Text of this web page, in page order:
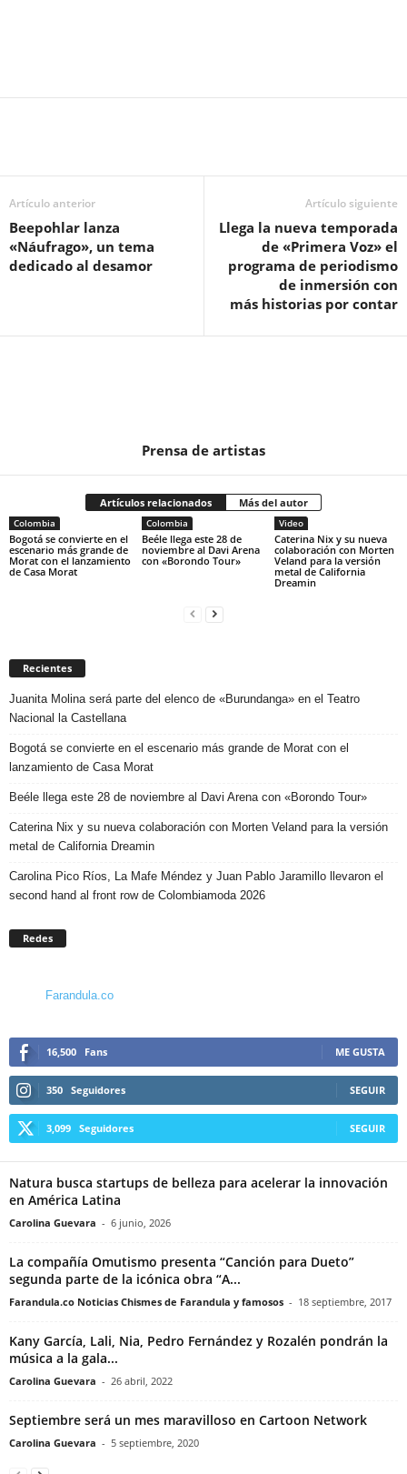
Artículo anterior
Beepohlar lanza
«Náufrago», un tema
dedicado al desamor
Artículo siguiente
Llega la nueva temporada
de «Primera Voz» el
programa de periodismo
de inmersión con
más historias por contar
Prensa de artistas
Artículos relacionados Más del autor
Colombia
Bogotá se convierte en el
escenario más grande de
Morat con el lanzamiento
de Casa Morat
Colombia
Beéle llega este 28 de
noviembre al Davi Arena
con «Borondo Tour»
Video
Caterina Nix y su nueva
colaboración con Morten
Veland para la versión
metal de California
Dreamin
Recientes
Juanita Molina será parte del elenco de «Burundanga» en el Teatro
Nacional la Castellana
Bogotá se convierte en el escenario más grande de Morat con el
lanzamiento de Casa Morat
Beéle llega este 28 de noviembre al Davi Arena con «Borondo Tour»
Caterina Nix y su nueva colaboración con Morten Veland para la versión
metal de California Dreamin
Carolina Pico Ríos, La Mafe Méndez y Juan Pablo Jaramillo llevaron el
second hand al front row de Colombiamoda 2026
Redes
Farandula.co
16,500 Fans ME GUSTA
350 Seguidores SEGUIR
3,099 Seguidores SEGUIR
Natura busca startups de belleza para acelerar la innovación
en América Latina
Carolina Guevara - 6 junio, 2026
La compañía Omutismo presenta “Canción para Dueto”
segunda parte de la icónica obra “A...
Farandula.co Noticias Chismes de Farandula y famosos - 18 septiembre, 2017
Kany García, Lali, Nia, Pedro Fernández y Rozalén pondrán la
música a la gala...
Carolina Guevara - 26 abril, 2022
Septiembre será un mes maravilloso en Cartoon Network
Carolina Guevara - 5 septiembre, 2020